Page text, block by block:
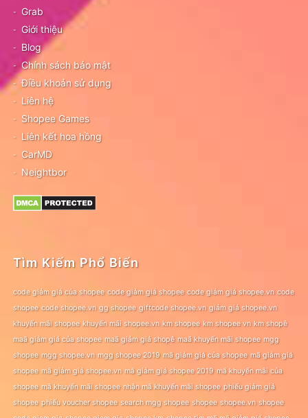
Grab
Giới thiệu
Blog
Chính sách bảo mật
Điều khoản sử dụng
Liên hệ
Shopee Games
Liên kết hoa hồng
CarMD
Neightbor
Tìm Kiếm Phổ Biến
code giảm giá của shopee code giảm giá shopee code giảm giá shopee.vn code
shopee code shopee.vn gg shopee giftcode shopee.vn giảm giá shopee.vn
khuyến mãi shopee khuyến mãi shopee.vn km shopee km shopee vn km shopê
maã giảm giá của shopee maã giảm giá shopê maã khuyến mãi shopee mgg
shopee mgg shopee.vn mgg shopee 2019 mã giảm giá của shopee mã giảm giá
shopee mã giảm giá shopee.vn mã giảm giá shopee 2019 mã khuyến mãi của
shopee mã khuyến mãi shopee nhận mã khuyến mãi shopee phiếu giảm giá
shopee phiếu voucher shopee search mgg shopee shopee shopee.vn shopee